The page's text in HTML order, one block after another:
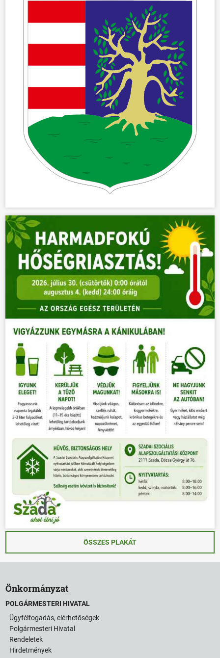
ÖNKORMÁNYZAT
ÜGYINTÉZÉS
KÖZÖSSÉG
HÍREK
VÁLASZTÁSOK
ÖSSZES PLAKÁT
Önkormányzat
POLGÁRMESTERI HIVATAL
Ügyfélfogadás, elérhetőségek
Polgármesteri Hivatal
Rendeletek
Hirdetmények